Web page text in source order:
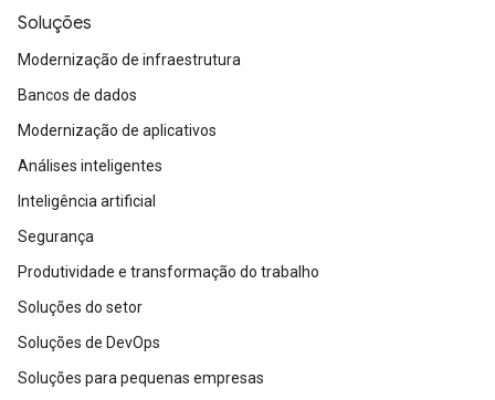
Soluções
Modernização de infraestrutura
Bancos de dados
Modernização de aplicativos
Análises inteligentes
Inteligência artificial
Segurança
Produtividade e transformação do trabalho
Soluções do setor
Soluções de DevOps
Soluções para pequenas empresas